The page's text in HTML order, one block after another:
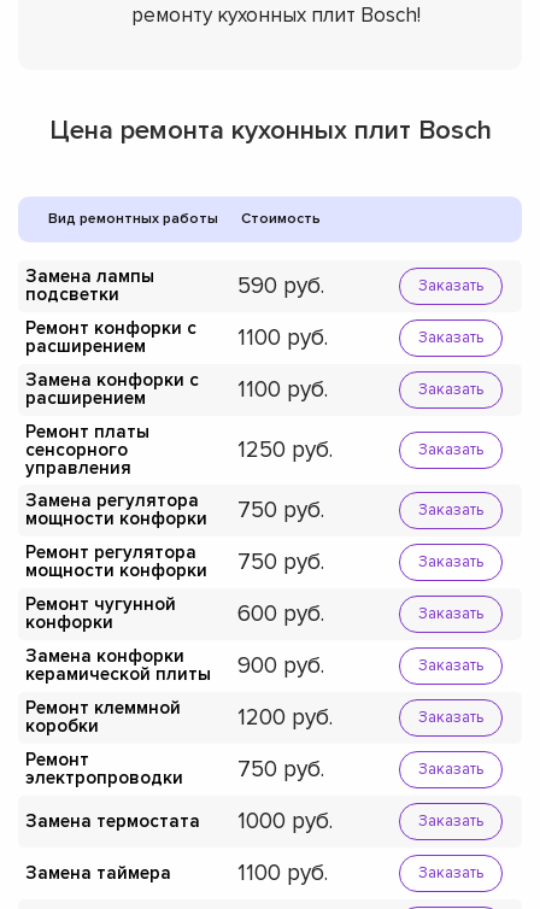
ремонту кухонных плит Bosch!
Цена ремонта кухонных плит Bosch
Вид ремонтных работы Стоимость
Замена лампы
подсветки
590 Заказать
Ремонт конфорки с
расширением
1100 Заказать
Замена конфорки с
расширением
1100 Заказать
Ремонт платы
сенсорного
управления
1250 Заказать
Замена регулятора
мощности конфорки
750 Заказать
Ремонт регулятора
мощности конфорки
750 Заказать
Ремонт чугунной
конфорки
600 Заказать
Замена конфорки
керамической плиты
900 Заказать
Ремонт клеммной
коробки
1200 Заказать
Ремонт
электропроводки
750 Заказать
Замена термостата 1000 Заказать
Замена таймера 1100 Заказать